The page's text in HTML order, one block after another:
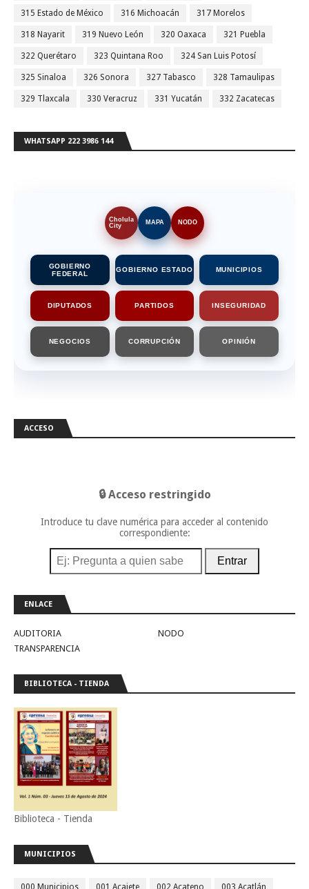
315 Estado de México 316 Michoacán 317 Morelos
318 Nayarit 319 Nuevo León 320 Oaxaca 321 Puebla
322 Querétaro 323 Quintana Roo 324 San Luis Potosí
325 Sinaloa 326 Sonora 327 Tabasco 328 Tamaulipas
329 Tlaxcala 330 Veracruz 331 Yucatán 332 Zacatecas
WHATSAPP 222 3986 144
Cholula
City
MAPA NODO
GOBIERNO
FEDERAL
GOBIERNO ESTADO MUNICIPIOS
DIPUTADOS PARTIDOS INSEGURIDAD
NEGOCIOS CORRUPCIÓN OPINIÓN
ACCESO
🔒 Acceso restringido
Introduce tu clave numérica para acceder al contenido
correspondiente:
Entrar
ENLACE
AUDITORIA
NODO
TRANSPARENCIA
BIBLIOTECA - TIENDA
Biblioteca - Tienda
MUNICIPIOS
000 Municipios 001 Acajete 002 Acateno 003 Acatlán